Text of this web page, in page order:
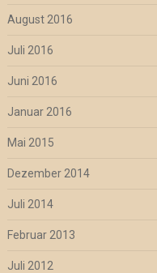
August 2016
Juli 2016
Juni 2016
Januar 2016
Mai 2015
Dezember 2014
Juli 2014
Februar 2013
Juli 2012